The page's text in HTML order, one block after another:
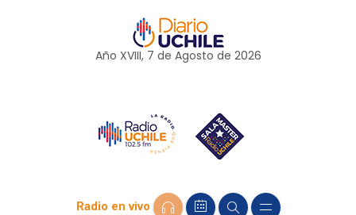
Año XVIII, 7 de Agosto de 2026
Radio en vivo